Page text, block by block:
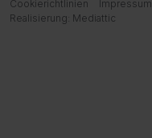
Cookierichtlinien
Impressum
Realisierung: Mediattic